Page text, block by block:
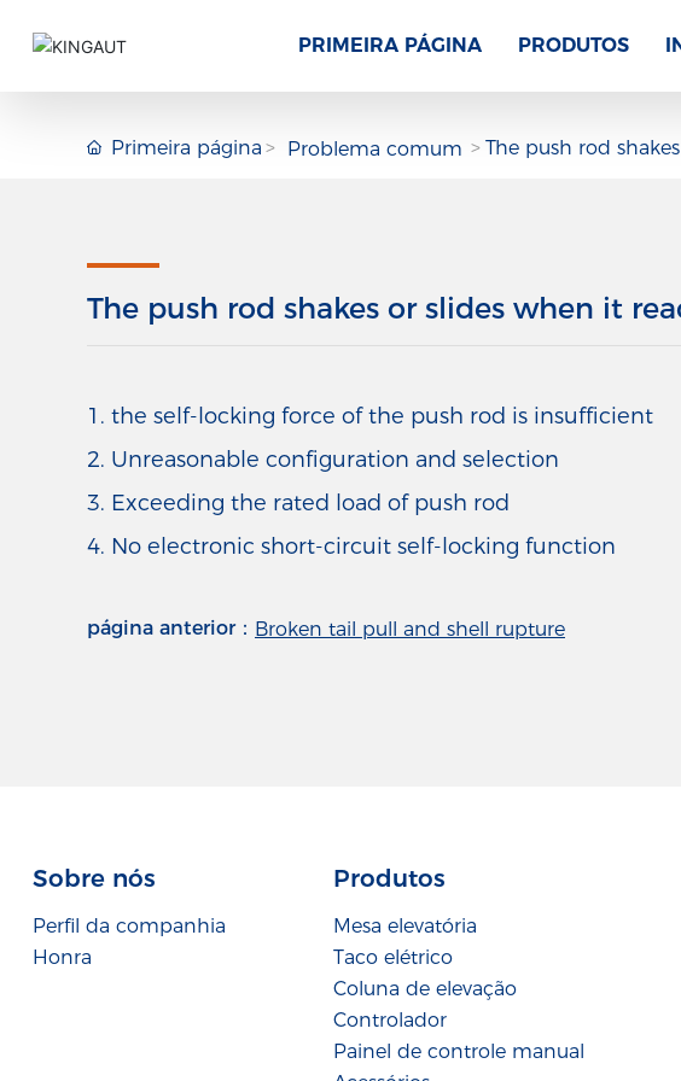
PRIMEIRA PÁGINA PRODUTOS
Primeira página Problema comum The push rod
The push rod shakes or slides when it
1. the self-locking force of the push rod is insufficient
2. Unreasonable configuration and selection
3. Exceeding the rated load of push rod
4. No electronic short-circuit self-locking function
página anterior： Broken tail pull and shell rupture
Sobre nós
Perfil da companhia
Honra
Produtos
Mesa elevatória
Taco elétrico
Coluna de elevação
Controlador
Painel de controle manual